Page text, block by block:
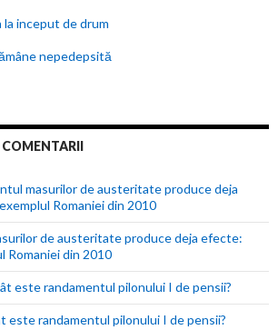
la inceput de drum
nepedepsită
masurilor de austeritate produce deja
Romaniei din 2010
de austeritate produce deja efecte:
Romaniei din 2010
este randamentul pilonului I de pensii?
este randamentul pilonului I de pensii?